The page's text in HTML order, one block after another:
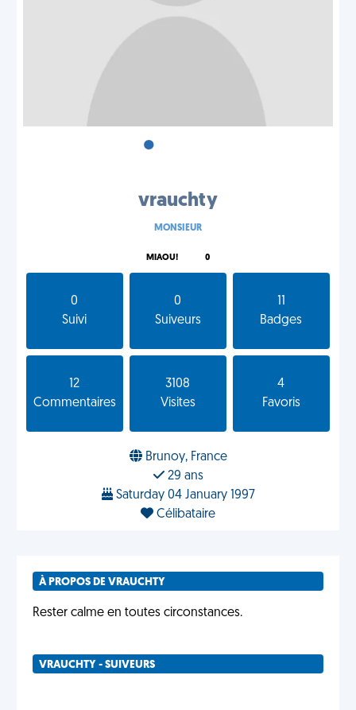
•
vrauchty
MONSIEUR
MIAOU! 0
0
Suivi
0
Suiveurs
Badges
12
Commentaires
3108
Visites
4
Favoris
Brunoy, France
29 ans
Saturday 04 January 1997
Célibataire
À PROPOS DE VRAUCHTY
Rester calme en toutes circonstances.
VRAUCHTY - SUIVEURS